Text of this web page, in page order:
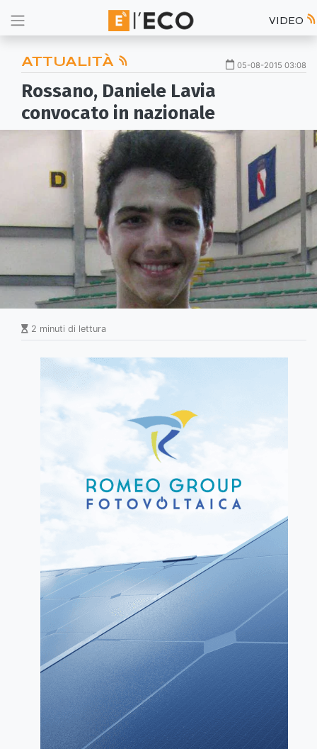
VIDEO
ATTUALITÀ 05-08-2015 03:08
Rossano, Daniele Lavia
convocato in nazionale
2 minuti di lettura